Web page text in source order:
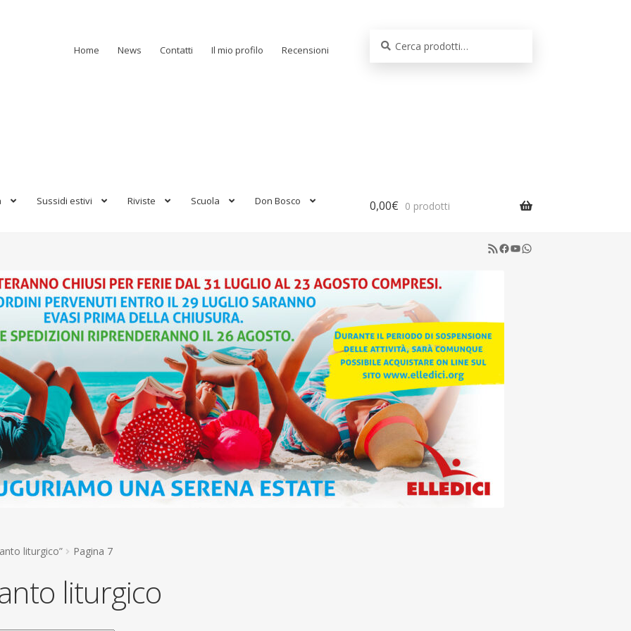
Home News Contatti Il mio profilo Recensioni
Sussidi estivi Riviste Scuola Don Bosco 0,00€ 0 prodotti
RSS Feed
Facebook
YouTube
WhatsApp
liturgico” Pagina 7
liturgico